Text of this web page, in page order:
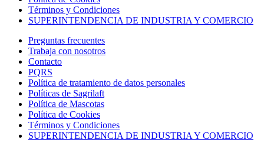
Términos y Condiciones
SUPERINTENDENCIA DE INDUSTRIA Y COMERCIO
Preguntas frecuentes
Trabaja con nosotros
Contacto
PQRS
Política de tratamiento de datos personales
Políticas de Sagrilaft
Política de Mascotas
Política de Cookies
Términos y Condiciones
SUPERINTENDENCIA DE INDUSTRIA Y COMERCIO